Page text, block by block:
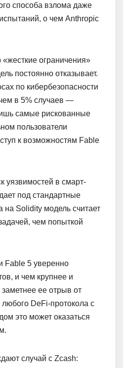
способа взлома даже
о чем Anthropic
ограничения»
постоянно отказывает.
по кибербезопасности
в 5% случаев —
самые рискованные
пользователи
к возможностям Fable
уязвимостей в смарт-
под стандартные
на Solidity модель считает
чем попыткой
Fable 5 уверенно
и чем крупнее и
ее отрыв от
DeFi-протокола с
это может оказаться
случай с Zcash: